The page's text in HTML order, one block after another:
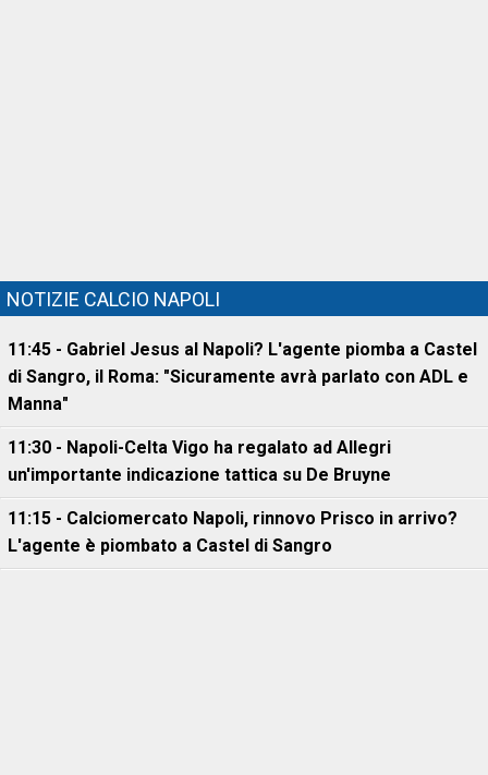
NOTIZIE CALCIO NAPOLI
11:45 - Gabriel Jesus al Napoli? L'agente piomba a Castel
di Sangro, il Roma: "Sicuramente avrà parlato con ADL e
Manna"
11:30 - Napoli-Celta Vigo ha regalato ad Allegri
un'importante indicazione tattica su De Bruyne
11:15 - Calciomercato Napoli, rinnovo Prisco in arrivo?
L'agente è piombato a Castel di Sangro